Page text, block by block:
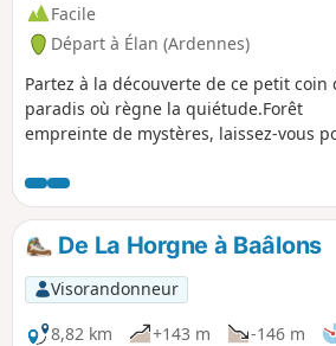
Facile
Départ à Élan (Ardennes)
Partez à la découverte de ce petit coin
paradis où règne la quiétude.Forêt
empreinte de mystères, laissez-vous
De La Horgne à Baâlons
Visorandonneur
8,82 km
+143 m -146 m